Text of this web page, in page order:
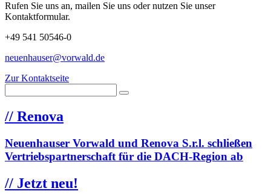
Rufen Sie uns an, mailen Sie uns oder nutzen Sie unser
Kontaktformular.
+49 541 50546-0
neuenhauser@vorwald.de
Zur Kontaktseite
// Renova
Neuenhauser Vorwald und Renova S.r.l. schließen
Vertriebspartnerschaft für die DACH-Region ab
// Jetzt neu!